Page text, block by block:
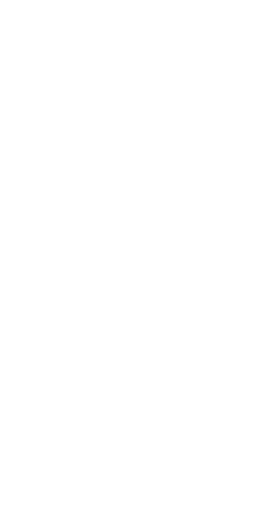
קלחי תירס צרובים על מחבת עם
נשנושי
פסטל
פיצה של תשעת הימים ולמה היא